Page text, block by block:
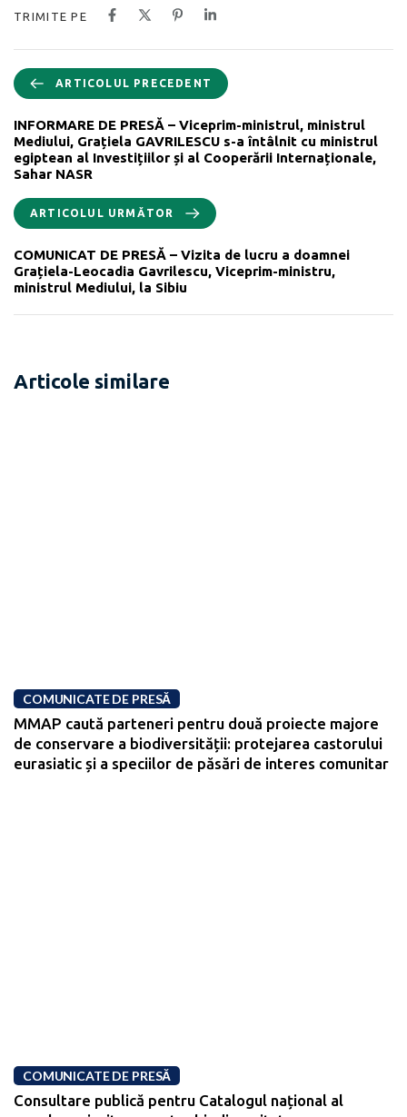
TRIMITE PE
ARTICOLUL PRECEDENT
INFORMARE DE PRESĂ – Viceprim-ministrul, ministrul
Mediului, Grațiela GAVRILESCU s-a întâlnit cu ministrul
egiptean al Investițiilor și al Cooperării Internaționale,
Sahar NASR
ARTICOLUL URMĂTOR
COMUNICAT DE PRESĂ – Vizita de lucru a doamnei
Grațiela-Leocadia Gavrilescu, Viceprim-ministru,
ministrul Mediului, la Sibiu
Articole similare
COMUNICATE DE PRESĂ
MMAP caută parteneri pentru două proiecte majore
de conservare a biodiversității: protejarea castorului
eurasiatic și a speciilor de păsări de interes comunitar
COMUNICATE DE PRESĂ
Consultare publică pentru Catalogul național al